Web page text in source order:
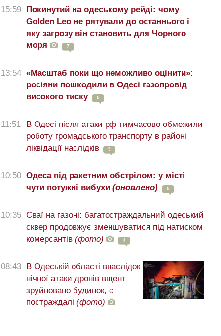
15:59
Покинутий на одеському рейді: чому
Golden Leo не рятували до останнього і
яку загрозу він становить для Чорного
моря
7
13:54 «Масштаб поки що неможливо оцінити»:
росіяни пошкодили в Одесі газопровід
високого тиску
5
11:51
В Одесі після атаки рф тимчасово обмежили
роботу громадського транспорту в районі
ліквідації наслідків
5
10:50 Одеса під ракетним обстрілом: у місті
чути потужні вибухи (оновлено) 5
10:35 Сваї на газоні: багатостраждальний одеський
сквер продовжує зменшуватися під натиском
комерсантів (фото) 4
08:43
В Одеській області внаслідок
нічної атаки дронів вщент
зруйновано будинок, є
постраждалі (фото)